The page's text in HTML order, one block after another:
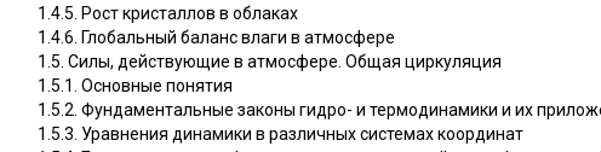
1.4.5. Рост кристаллов в облаках
1.4.6. Глобальный баланс влаги в атмосфере
1.5. Силы, действующие в атмосфере. Общая циркуляция
1.5.1. Основные понятия
1.5.2. Фундаментальные законы гидро- и термодинамики и их
1.5.3. Уравнения динамики в различных системах координат